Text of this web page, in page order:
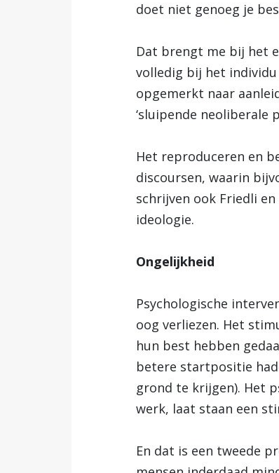
doet niet genoeg je
Dat brengt me bij het
volledig bij het
opgemerkt naar
‘sluipende neoliberale
Het reproduceren en
discoursen, waarin
schrijven ook Friedli
ideologie.
Ongelijkheid
Psychologische
oog verliezen. Het
hun best hebben
betere startpositie
grond te krijgen). Het
werk, laat staan een
En dat is een tweede